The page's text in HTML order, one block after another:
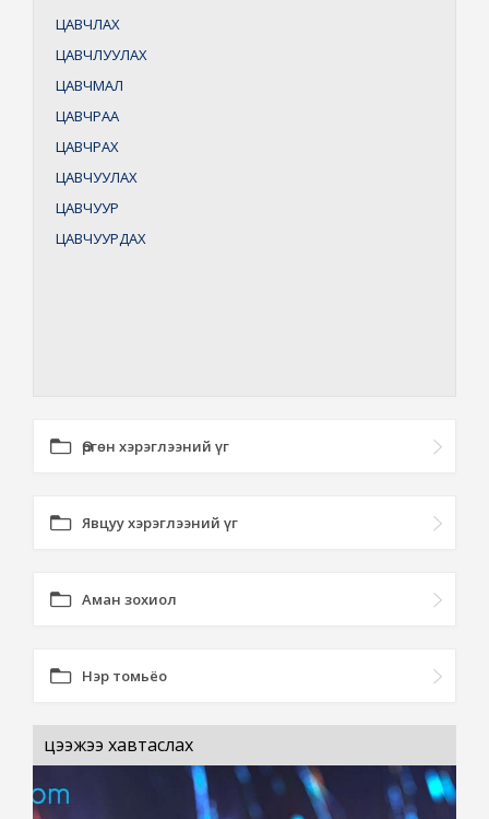
ЦАВЧЛАХ
ЦАВЧЛУУЛАХ
ЦАВЧМАЛ
ЦАВЧРАА
ЦАВЧРАХ
ЦАВЧУУЛАХ
ЦАВЧУУР
ЦАВЧУУРДАХ
Өргөн хэрэглээний үг
Явцуу хэрэглээний үг
Аман зохиол
Нэр томьёо
цээжээ хавтаслах